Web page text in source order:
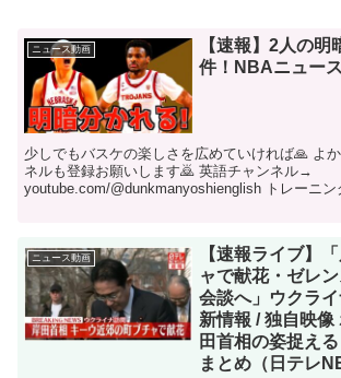
ニュース動画
【速報】2人の明
件！NBAニュー
少しでもバスケの楽しさを広めていければ🙏 よ
ネルも登録お願いします🙇 英語チャンネル→
youtube.com/@dunkmanyoshienglish トレーニ
ニュース動画
【速報ライブ】
ャで献花・ゼレ
会談へ」ウクラ
新情報 / 独自映
田首相の姿捉え
まとめ（日テレ